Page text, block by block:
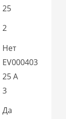
25
2
Нет
EV000403
25 А
3
Да